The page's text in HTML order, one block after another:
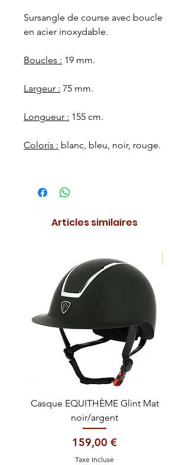
Sursangle de course avec boucle
en acier inoxydable.
Boucles : 19 mm.
Largeur : 75 mm.
Longueur : 155 cm.
Coloris : blanc, bleu, noir, rouge.
Articles similaires
Casque EQUITHÈME Glint Mat
noir/argent
Prix
159,00 €
Taxe Incluse